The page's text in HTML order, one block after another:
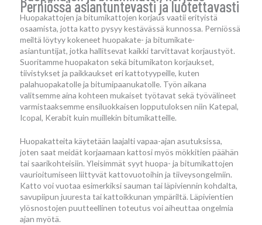
Perniössä asiantuntevasti ja luotettavasti
Huopakattojen ja bitumikattojen korjaus vaatii erityistä
osaamista, jotta katto pysyy kestävässä kunnossa. Perniössä
meiltä löytyy kokeneet huopakate- ja bitumikate-
asiantuntijat, jotka hallitsevat kaikki tarvittavat korjaustyöt.
Suoritamme huopakaton sekä bitumikaton korjaukset,
tiivistykset ja paikkaukset eri kattotyypeille, kuten
palahuopakatolle ja bitumipaanukatolle. Työn aikana
valitsemme aina kohteen mukaiset työtavat sekä työvälineet
varmistaaksemme ensiluokkaisen lopputuloksen niin Katepal,
Icopal, Kerabit kuin muillekin bitumikatteille.
Huopakatteita käytetään laajalti vapaa-ajan asutuksissa,
joten saat meidät korjaamaan kattosi myös mökkitien päähän
tai saarikohteisiin. Yleisimmät syyt huopa- ja bitumikattojen
vaurioitumiseen liittyvät kattovuotoihin ja tiiveysongelmiin.
Katto voi vuotaa esimerkiksi sauman tai läpiviennin kohdalta,
savupiipun juuresta tai kattoikkunan ympäriltä. Läpivientien
ylösnostojen puutteellinen toteutus voi aiheuttaa ongelmia
ajan myötä.